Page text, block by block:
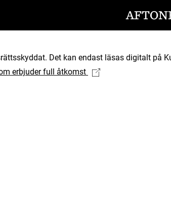
Det kan endast läsas digitalt på
erbjuder full åtkomst